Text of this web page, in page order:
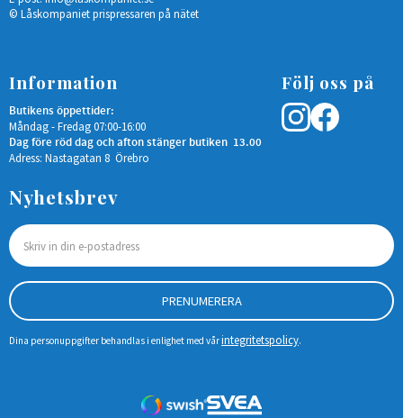
© Låskompaniet prispressaren på nätet
Information
Butikens öppettider:
Måndag - Fredag 07:00-16:00
Dag före röd dag och afton stänger butiken 13.00
Adress: Nastagatan 8 Örebro
Följ oss på
Nyhetsbrev
PRENUMERERA
Dina personuppgifter behandlas i enlighet med vårintegritetspolicy.